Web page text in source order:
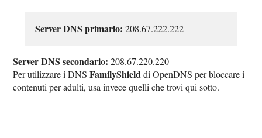
Server DNS primario: 208.67.222.222
Server DNS secondario: 208.67.220.220
Per utilizzare i DNSFamilyShield di OpenDNS per bloccare i
contenuti per adulti, usa invece quelli che trovi qui sotto.